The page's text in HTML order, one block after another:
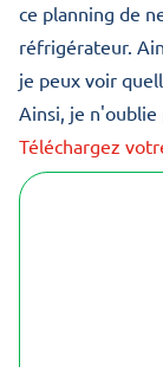
ce planning de
réfrigérateur.
je peux voir
Ainsi, je n'oublie
Téléchargez